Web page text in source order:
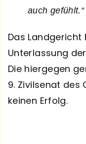
auch gefühlt.“
Das Landgericht
Unterlassung
Die hiergegen
9. Zivilsenat
keinen Erfolg.